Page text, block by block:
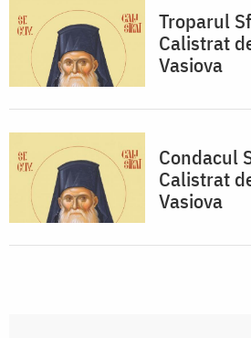
Troparul
Calistrat
Vasiova
Condacul
Calistrat
Vasiova